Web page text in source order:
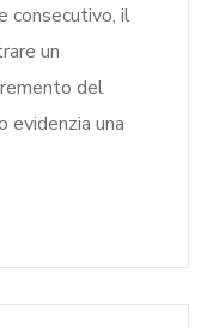
consecutivo, il
un
del
una